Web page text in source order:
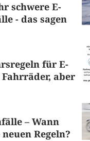
schwere E-
- das sagen
für E-
Fahrräder, aber
– Wann
Regeln?